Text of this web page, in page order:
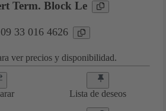
Term. Block Le
33 016 4626
ver precios y disponibilidad.
Lista de deseos